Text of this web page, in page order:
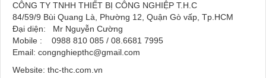
CÔNG TY TNHH THIẾT BỊ CÔNG NGHIỆP T.H.C
84/59/9 Bùi Quang Là, Phường 12, Quận Gò vấp, Tp.HCM
Đại diện: Mr Nguyễn Cường
Mobile : 0988 810 085 / 08.6681 7995
Email: congnghiepthc@gmail.com
Website: thc-thc.com.vn